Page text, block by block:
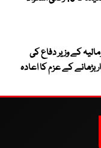
کے وزیر دفاع کی
بڑھانے کے عزم کا اعادہ